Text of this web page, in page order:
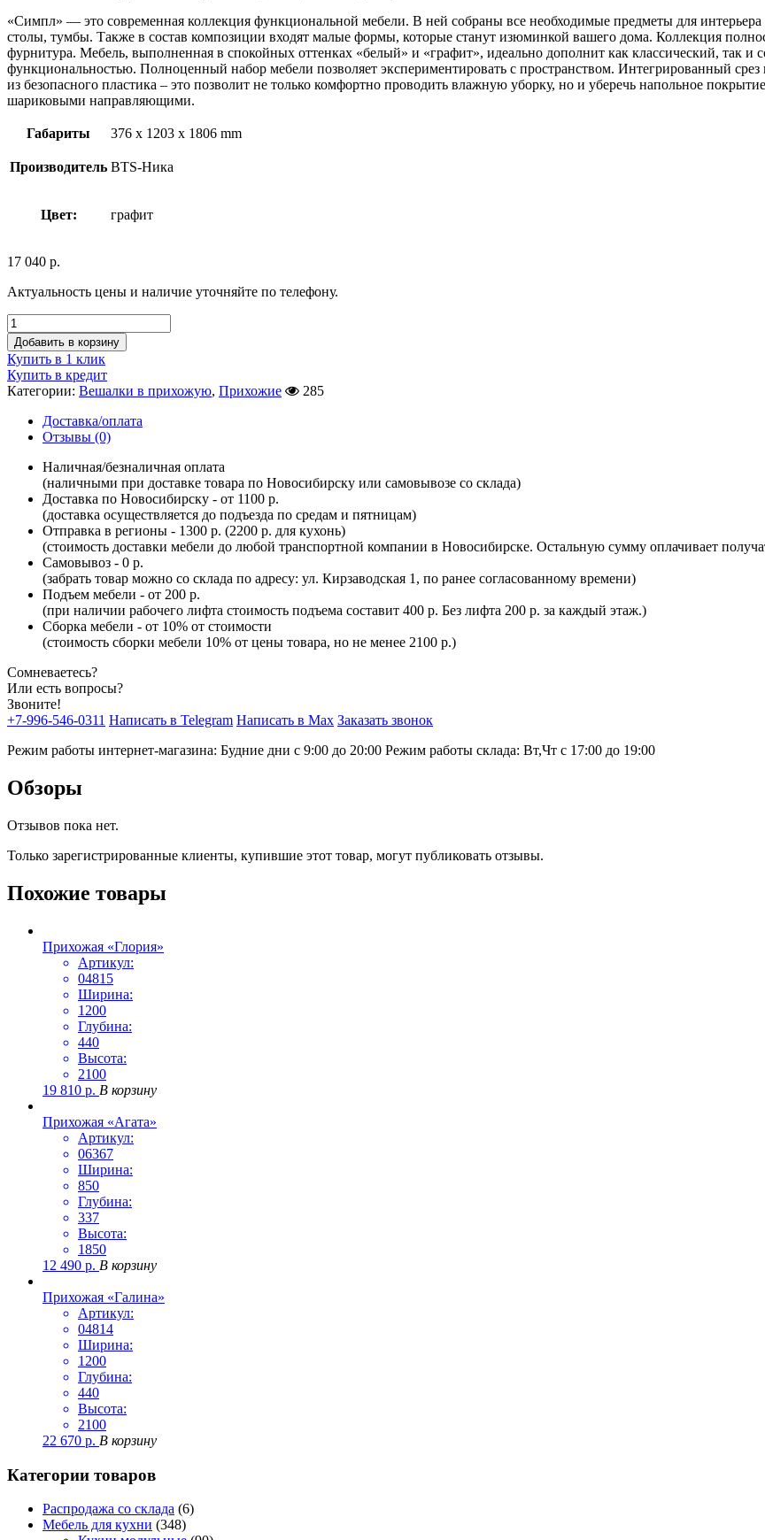
«Симпл» — это современная коллекция функциональной мебели. В ней собраны все необходимые предметы для
столы, тумбы. Также в состав композиции входят малые формы, которые станут изюминкой вашего дома. Коллекция
фурнитура. Мебель, выполненная в спокойных оттенках «белый» и «графит», идеально дополнит как классический, так и
функциональностью. Полноценный набор мебели позволяет экспериментировать с пространством. Интегрированный
из безопасного пластика – это позволит не только комфортно проводить влажную уборку, но и уберечь напольное
шариковыми направляющими.
Габариты 376 x 1203 x 1806 mm
Производитель BTS-Ника
Цвет: графит
17 040 р.
Актуальность цены и наличие уточняйте по телефону.
Добавить в корзину
Купить в 1 клик
Купить в кредит
Категории: Вешалки в прихожую, Прихожие
285
Доставка/оплата
Отзывы (0)
Наличная/безналичная оплата
(наличными при доставке товара по Новосибирску или самовывозе со склада)
Доставка по Новосибирску - от 1100 р.
(доставка осуществляется до подъезда по средам и пятницам)
Отправка в регионы - 1300 р. (2200 р. для кухонь)
(стоимость доставки мебели до любой транспортной компании в Новосибирске. Остальную сумму оплачивает
Самовывоз - 0 р.
(забрать товар можно со склада по адресу: ул. Кирзаводская 1, по ранее согласованному времени)
Подъем мебели - от 200 р.
(при наличии рабочего лифта стоимость подъема составит 400 р. Без лифта 200 р. за каждый этаж.)
Сборка мебели - от 10% от стоимости
(стоимость сборки мебели 10% от цены товара, но не менее 2100 р.)
Сомневаетесь?
Или есть вопросы?
Звоните!
+7-996-546-0311 Написать в Telegram Написать в Max Заказать звонок
Режим работы интернет-магазина: Будние дни с 9:00 до 20:00 Режим работы склада: Вт,Чт с 17:00 до 19:00
Обзоры
Отзывов пока нет.
Только зарегистрированные клиенты, купившие этот товар, могут публиковать отзывы.
Похожие товары
Прихожая «Глория»
Артикул:
04815
Ширина:
1200
Глубина:
440
Высота:
2100
19 810 р. В корзину
Прихожая «Агата»
Артикул:
06367
Ширина:
850
Глубина:
337
Высота:
1850
12 490 р. В корзину
Прихожая «Галина»
Артикул:
04814
Ширина:
1200
Глубина:
440
Высота:
2100
22 670 р. В корзину
Категории товаров
Распродажа со склада (6)
Мебель для кухни (348)